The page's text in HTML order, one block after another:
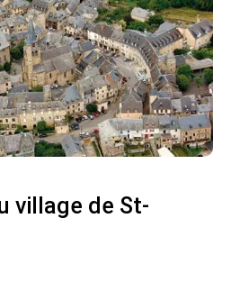
village de St-